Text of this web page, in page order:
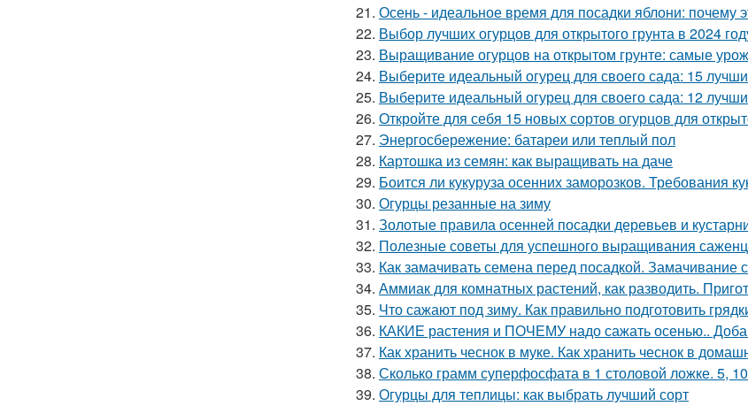
21. Осень - идеальное время для посадки яблони: почему
22. Выбор лучших огурцов для открытого грунта в 2024
23. Выращивание огурцов на открытом грунте: самые
24. Выберите идеальный огурец для своего сада: 15
25. Выберите идеальный огурец для своего сада: 12
26. Откройте для себя 15 новых сортов огурцов для
27. Энергосбережение: батареи или теплый пол
28. Картошка из семян: как выращивать на даче
29. Боится ли кукуруза осенних заморозков. Требования
30. Огурцы резанные на зиму
31. Золотые правила осенней посадки деревьев и
32. Полезные советы для успешного выращивания
33. Как замачивать семена перед посадкой.
34. Аммиак для комнатных растений, как разводить.
35. Что сажают под зиму. Как правильно подготовить
36. КАКИЕ растения и ПОЧЕМУ надо сажать осенью..
37. Как хранить чеснок в муке. Как хранить чеснок в
38. Сколько грамм суперфосфата в 1 столовой ложке. 5,
39. Огурцы для теплицы: как выбрать лучший сорт